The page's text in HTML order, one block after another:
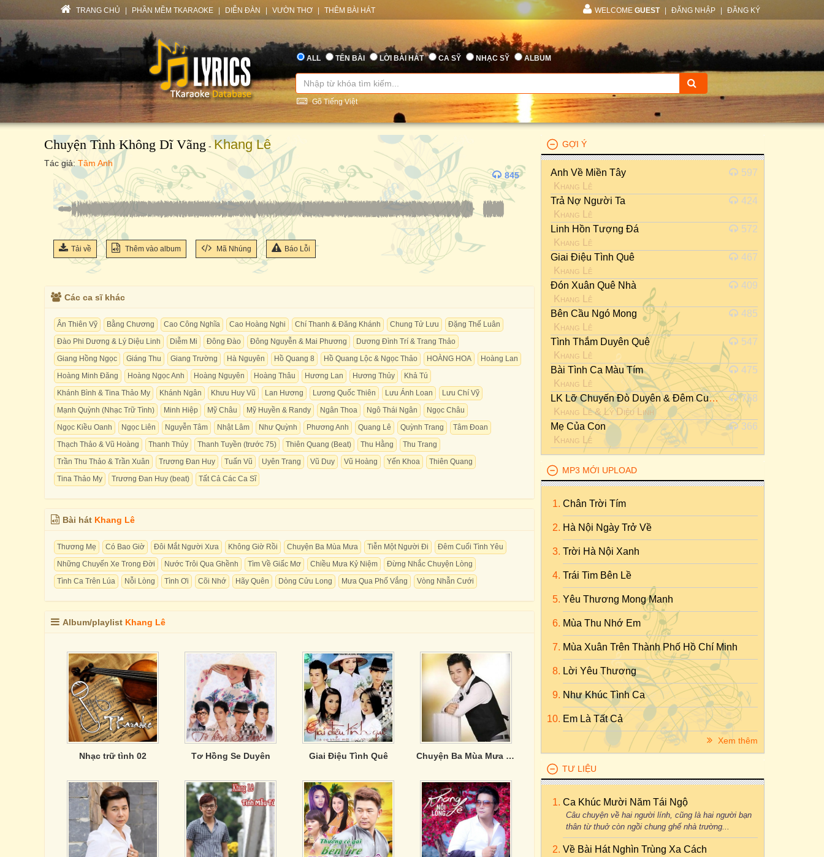
TRANG CHỦ PHẦN MỀM TKARAOKE DIỄN ĐÀN VƯỜN THƠ THÊM BÀI HÁT WELCOME GUEST ĐĂNG NHẬP ĐĂNG KÝ
ALL TÊN BÀI LỜI BÀI HÁT CA SỸ NHẠC SỸ ALBUM
Gõ Tiếng Việt
Chuyện Tình Không Dĩ Vãng - Khang Lê
Tác giả: Tâm Anh
845
Tải về Thêm vào album Mã Nhúng Báo Lỗi
Các ca sĩ khác
Ân Thiên Vỹ Bằng Chương Cao Công Nghĩa Cao Hoàng Nghi Chí Thanh & Đăng Khánh Chung Tử Lưu
Đặng Thế Luân
Đào Phi Dương & Lý Diệu Linh
Diễm Mi Đông Đào Đông Nguyễn & Mai Phương
Dương Đình Trí & Trang Thảo
Giang Hồng Ngọc
Giáng Thu Giang Trường Hà Nguyên Hồ Quang 8 Hồ Quang Lộc & Ngọc Thảo HOÀNG HOA
Hoàng Lan
Hoàng Minh Đăng
Hoàng Ngọc Anh Hoàng Nguyên Hoàng Thâu Hương Lan Hương Thủy
Khả Tú
Khánh Bình & Tina Thảo My
Khánh Ngân Khưu Huy Vũ Lan Hương Lương Quốc Thiên Lưu Ánh Loan
Lưu Chí Vỹ
Mạnh Quỳnh (Nhạc Trữ Tình)
Minh Hiệp Mỹ Châu Mỹ Huyền & Randy Ngân Thoa Ngô Thái Ngân
Ngọc Châu
Ngọc Kiều Oanh
Ngọc Liên Nguyễn Tâm Nhật Lâm Như Quỳnh Phương Anh Quang Lê Quỳnh Trang
Tâm Đoan
Thạch Thảo & Vũ Hoàng
Thanh Thủy Thanh Tuyền (trước 75) Thiên Quang (Beat) Thu Hằng
Thu Trang
Trần Thu Thảo & Trần Xuân
Trương Đan Huy Tuấn Vũ Uyên Trang Vũ Duy Vũ Hoàng Yến Khoa
Thiên Quang
Tina Thảo My
Trương Đan Huy (beat) Tất Cả Các Ca Sĩ
Bài hát Khang Lê
Thương Mẹ Có Bao Giờ Đôi Mắt Người Xưa Không Giờ Rồi Chuyện Ba Mùa Mưa Tiễn Một Người Đi
Đêm Cuối Tình Yêu
Những Chuyến Xe Trong Đời
Nước Trôi Qua Ghềnh Tìm Về Giấc Mơ Chiều Mưa Kỷ Niệm
Đừng Nhắc Chuyện Lòng
Tình Ca Trên Lúa
Nỗi Lòng Tình Ơi Cõi Nhớ Hãy Quên Dòng Cửu Long Mưa Qua Phố Vắng Vòng Nhẫn Cưới
Album/playlist Khang Lê
Nhạc trữ tình 02 Tơ Hồng Se Duyên Giai Điệu Tình Quê Chuyện Ba Mùa Mưa - Khang Lê
GỢI Ý
Anh Về Miền Tây
Khang Lê
597
Trả Nợ Người Ta
Khang Lê
424
Linh Hồn Tượng Đá
Khang Lê
572
Giai Điệu Tình Quê
Khang Lê
467
Đón Xuân Quê Nhà
Khang Lê
409
Bên Cầu Ngó Mong
Khang Lê
485
Tình Thắm Duyên Quê
Khang Lê
547
Bài Tình Ca Màu Tím
Khang Lê
475
LK Lỡ Chuyến Đò Duyên & Đêm Cuối Tình Yêu
Khang Lê& Lý Diệu Linh
768
Mẹ Của Con
Khang Lê
366
MP3 MỚI UPLOAD
Chân Trời Tím
Hà Nội Ngày Trở Về
Trời Hà Nội Xanh
Trái Tim Bên Lề
Yêu Thương Mong Manh
Mùa Thu Nhớ Em
Mùa Xuân Trên Thành Phố Hồ Chí Minh
Lời Yêu Thương
Như Khúc Tình Ca
Em Là Tất Cả
Xem thêm
TƯ LIỆU
Ca Khúc Mười Năm Tái Ngộ
Câu chuyện về hai người lính, cũng là hai người bạn
thân từ thuở còn ngồi chung ghế nhà trường...
Về Bài Hát Nghìn Trùng Xa Cách